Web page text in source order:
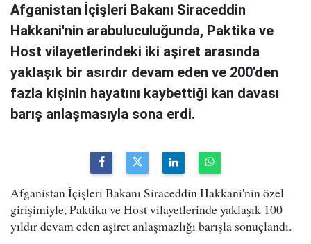
Afganistan İçişleri Bakanı Siraceddin
Hakkani'nin arabuluculuğunda, Paktika ve
Host vilayetlerindeki iki aşiret arasında
yaklaşık bir asırdır devam eden ve 200'den
fazla kişinin hayatını kaybettiği kan davası
barış anlaşmasıyla sona erdi.
Afganistan İçişleri Bakanı Siraceddin Hakkani'nin özel
girişimiyle, Paktika ve Host vilayetlerinde yaklaşık 100
yıldır devam eden aşiret anlaşmazlığı barışla sonuçlandı.